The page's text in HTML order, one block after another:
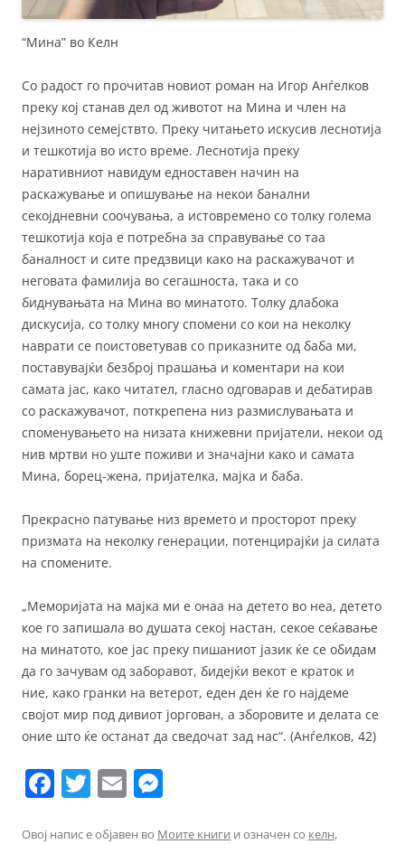
“Мина” во Келн
Со радост го прочитав новиот роман на Игор Анѓелков
преку кој станав дел од животот на Мина и член на
нејзиното семејствто. Преку читањето искусив леснотија
и тешкотија во исто време. Леснотија преку
наративниот навидум едноставен начин на
раскажување и опишување на некои банални
секојдневни соочувања, а истовремено со толку голема
тешкотија која е потребна за справување со таа
баналност и сите предзвици како на раскажувачот и
неговата фамилија во сегашноста, така и со
биднувањата на Мина во минатото. Толку длабока
дискусија, со толку многу спомени со кои на неколку
наврати се поистоветував со приказните од баба ми,
поставувајќи безброј прашања и коментари на кои
самата јас, како читател, гласно одговарав и дебатирав
со раскажувачот, поткрепена низ размислувањата и
споменувањето на низата книжевни пријатели, некои од
нив мртви но уште поживи и значајни како и самата
Мина, борец-жена, пријателка, мајка и баба.
Прекрасно патување низ времето и просторот преку
призмата на неколку генерации, потенцирајќи ја силата
на спомените.
„Меморијата на мајка ми е онаа на детето во неа, детето
кое го запишала во душата секој настан, секое сеќавање
на минатото, кое јас преку пишаниот јазик ќе се обидам
да го зачувам од заборавот, бидејќи векот е краток и
ние, како гранки на ветерот, еден ден ќе го најдеме
својот мир под дивиот јоргован, а зборовите и делата се
оние што ќе останат да сведочат зад нас“. (Анѓелков, 42)
F T E
Овој напис е објавен во Моите книги и означен со келн,